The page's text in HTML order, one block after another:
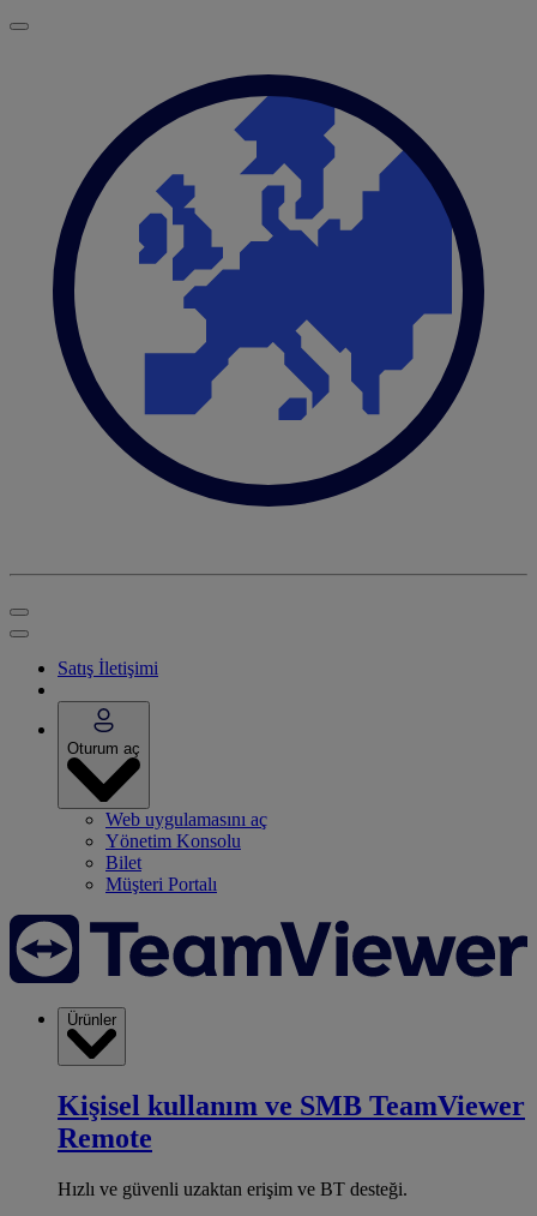
Satış İletişimi
Oturum aç
Web uygulamasını aç
Yönetim Konsolu
Bilet
Müşteri Portalı
Ürünler
Kişisel kullanım ve SMB TeamViewer
Remote
Hızlı ve güvenli uzaktan erişim ve BT desteği.